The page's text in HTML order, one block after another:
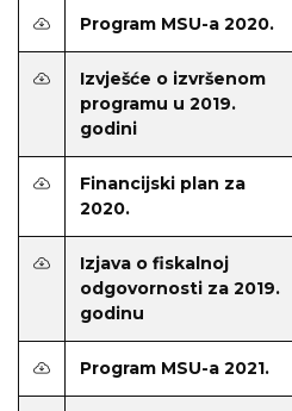
Program MSU-a 2020.
Izvješće o izvršenom
programu u 2019.
godini
Financijski plan za
2020.
Izjava o fiskalnoj
odgovornosti za 2019.
godinu
Program MSU-a 2021.